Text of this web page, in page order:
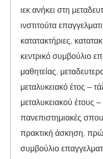
ιεκ ανήκει στη
ινστιτούτα
κατατακτήριες,
κεντρικό συμβούλιο
μαθητείας,
μεταλυκειακό έτος –
μεταλυκειακού έτους
πανεπιστημιακές
πρακτική άσκηση,
συμβούλιο